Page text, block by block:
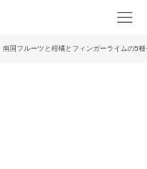
南国フルーツと柑橘とフィンガーライムの5種